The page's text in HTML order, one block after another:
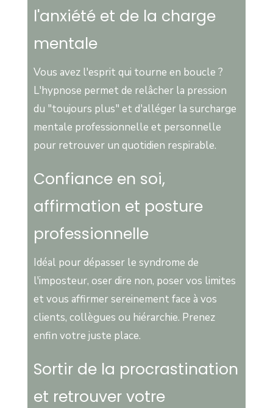
l'anxiété et de la charge
mentale
Vous avez l'esprit qui tourne en boucle ?
L'hypnose permet de relâcher la pression
du "toujours plus" et d'alléger la surcharge
mentale professionnelle et personnelle
pour retrouver un quotidien respirable.
Confiance en soi,
affirmation et posture
professionnelle
Idéal pour dépasser le syndrome de
l'imposteur, oser dire non, poser vos limites
et vous affirmer sereinement face à vos
clients, collègues ou hiérarchie. Prenez
enfin votre juste place.
Sortir de la procrastination
et retrouver votre